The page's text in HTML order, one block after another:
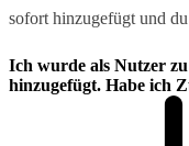
sofort hinzugefügt und
Ich wurde als Nutzer
hinzugefügt. Habe ich